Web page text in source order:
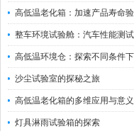
沙尘试验室的探秘之旅
高低温老化箱的多维应用与意义
灯具淋雨试验箱的探索